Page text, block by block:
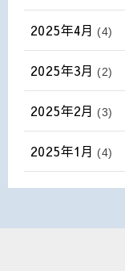
2025年4月 (4)
2025年3月 (2)
2025年2月 (3)
2025年1月 (4)